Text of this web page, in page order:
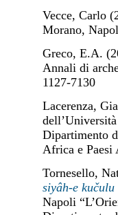
Vecce, Carlo
Morano,
Greco, E.A.
Annali di
1127-7130
Lacerenza,
Dipartimento
Africa e Paesi
Tornesello,
siyâh-e
Napoli